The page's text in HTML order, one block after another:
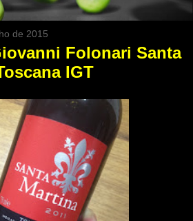
de 2015
Folonari Santa
IGT